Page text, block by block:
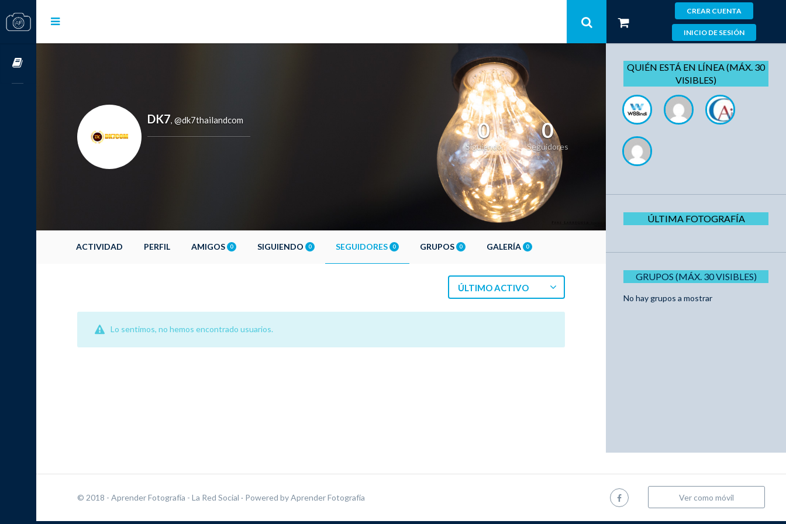
CREAR CUENTA
INICIO DE SESIÓN
DK7, @dk7thailandcom 0
Siguiendo
0
Seguidores
ACTIVIDAD PERFIL AMIGOS 0 SIGUIENDO 0 SEGUIDORES 0 GRUPOS 0 GALERÍA 0
ÚLTIMO ACTIVO
Lo sentimos, no hemos encontrado usuarios.
QUIÉN ESTÁ EN LÍNEA (MÁX. 30
VISIBLES)
ÚLTIMA FOTOGRAFÍA
GRUPOS (MÁX. 30 VISIBLES)
No hay grupos a mostrar
© 2018 - Aprender Fotografía - La Red Social · Powered byAprender Fotografía